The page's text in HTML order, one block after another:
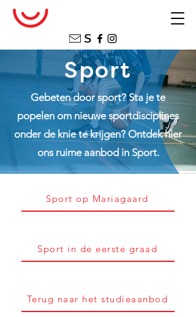
Sport
Gebeten door sport? Sta je te
popelen om nieuwe sportdisciplines
onder de knie te krijgen? Ontdek hier
ons ruime aanbod in Sport.
Sport op Mariagaard
Sport in de eerste graad
Terug naar het studieaanbod